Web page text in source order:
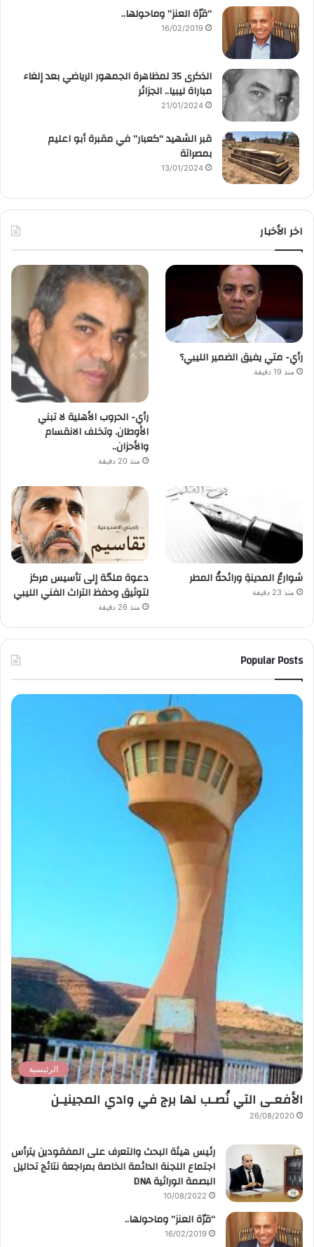
“قرّة العنز” وماحولها..
16/02/2019
الذكرى 35 لمظاهرة الجمهور الرياضي بعد إلغاء
مباراة ليبيا.. الجزائر
21/01/2024
قبر الشهيد “كعبار” في مقبرة أبو اعليم
بمصراتة
13/01/2024
اخر الأخبار
رأي- متي يفيق الضمير الليبي؟
منذ 19 دقيقة
رأي- الحروب الأهلية لا تبني
الأوطان. وتخلف الانقسام
والأحزان..
منذ 20 دقيقة
شوارعُ المدينةِ ورائحةُ المطر
منذ 23 دقيقة
دعوة ملحّة إلى تأسيس مركز
لتوثيق وحفظ التراث الفني الليبي
منذ 26 دقيقة
Popular Posts
الرئيسية
الأفعـى التي نُصـب لها برج في وادي المجينيـن
26/08/2020
رئيس هيئة البحث والتعرف على المفقودين يترأس
اجتماع اللجنة الدائمة الخاصة بمراجعة نتائج تحاليل
البصمة الوراثية DNA
10/08/2022
“قرّة العنز” وماحولها..
16/02/2019